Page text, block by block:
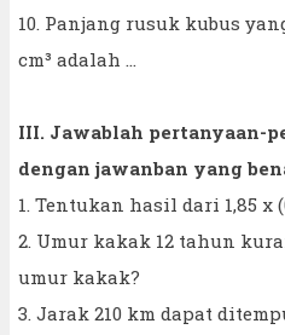
10. Panjang rusuk kubus
cm³ adalah ...
III. Jawablah pertanyaan-
dengan jawanban yang
1. Tentukan hasil dari 1,85 x
2. Umur kakak 12 tahun
umur kakak?
3. Jarak 210 km dapat